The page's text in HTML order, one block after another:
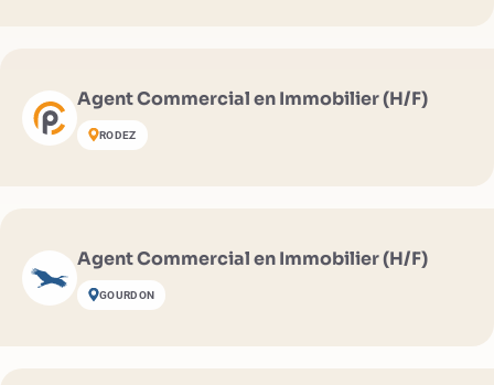
Agent Commercial en Immobilier (H/F)
RODEZ
Agent Commercial en Immobilier (H/F)
GOURDON